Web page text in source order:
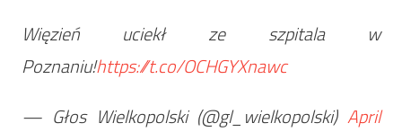
Więzień uciekł ze szpitala w
Poznaniu!https://t.co/OCHGYXnawc
— Głos Wielkopolski (@gl_wielkopolski)April